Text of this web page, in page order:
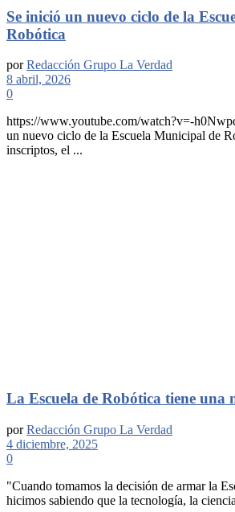
Se inició un nuevo ciclo de la
Robótica
por Redacción Grupo La Verdad
8 abril, 2026
0
https://www.youtube.com/watch?v=-
un nuevo ciclo de la Escuela Municipal de
inscriptos, el ...
La Escuela de Robótica tiene una
por Redacción Grupo La Verdad
4 diciembre, 2025
0
"Cuando tomamos la decisión de armar la
hicimos sabiendo que la tecnología, la